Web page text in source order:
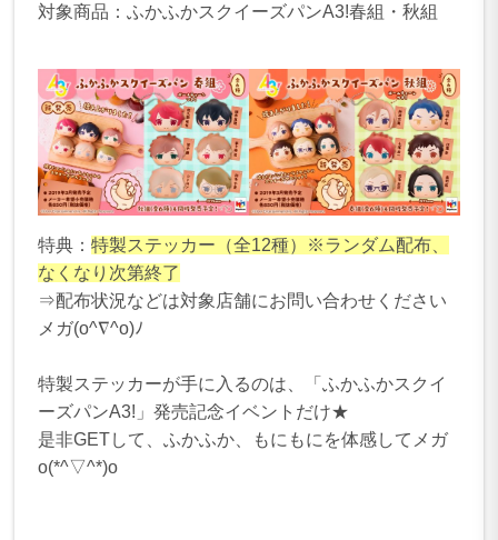
対象商品：ふかふかスクイーズパンA3!春組・秋組
特典：特製ステッカー（全12種）※ランダム配布、
なくなり次第終了
⇒配布状況などは対象店舗にお問い合わせください
メガ(o^∇^o)ﾉ
特製ステッカーが手に入るのは、「ふかふかスクイ
ーズパンA3!」発売記念イベントだけ★
是非GETして、ふかふか、もにもにを体感してメガ
o(*^▽^*)o